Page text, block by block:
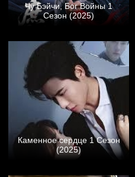
Чу Бэйчи, Бог Войны 1
Сезон (2025)
Каменное сердце 1 Сезон
(2025)